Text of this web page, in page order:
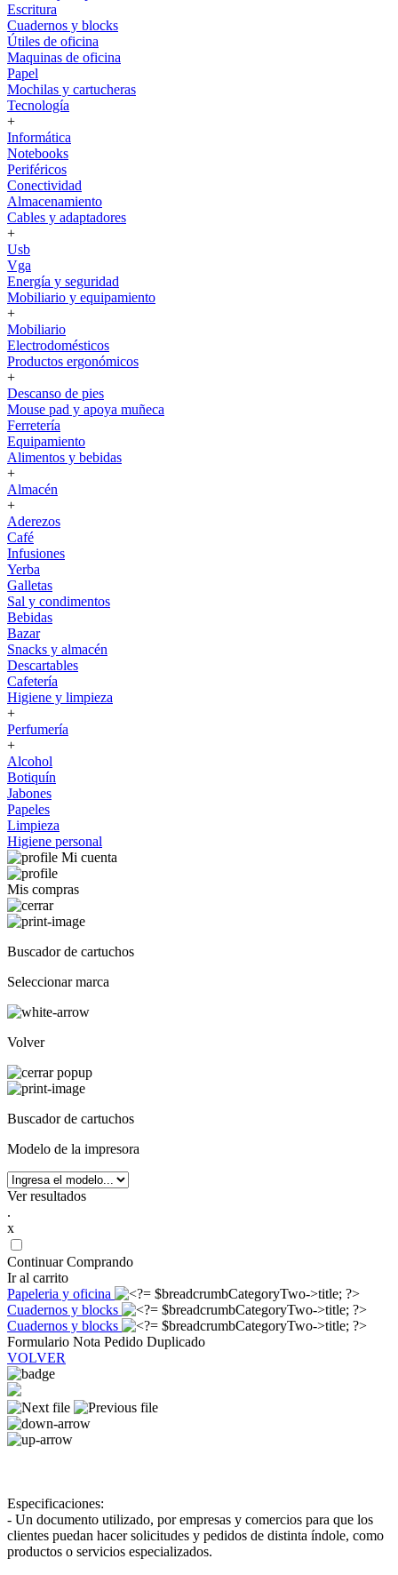
Escritura
Cuadernos y blocks
Útiles de oficina
Maquinas de oficina
Papel
Mochilas y cartucheras
Tecnología
+
Informática
Notebooks
Periféricos
Conectividad
Almacenamiento
Cables y adaptadores
+
Usb
Vga
Energía y seguridad
Mobiliario y equipamiento
+
Mobiliario
Electrodomésticos
Productos ergonómicos
+
Descanso de pies
Mouse pad y apoya muñeca
Ferretería
Equipamiento
Alimentos y bebidas
+
Almacén
+
Aderezos
Café
Infusiones
Yerba
Galletas
Sal y condimentos
Bebidas
Bazar
Snacks y almacén
Descartables
Cafetería
Higiene y limpieza
+
Perfumería
+
Alcohol
Botiquín
Jabones
Papeles
Limpieza
Higiene personal
Mi cuenta
Mis compras
Buscador de cartuchos
Seleccionar marca
Volver
Buscador de cartuchos
Modelo de la impresora
Ver resultados
.
x
Continuar Comprando
Ir al carrito
Papeleria y oficina
Cuadernos y blocks
Cuadernos y blocks
Formulario Nota Pedido Duplicado
VOLVER
Especificaciones:
- Un documento utilizado, por empresas y comercios para que los
clientes puedan hacer solicitudes y pedidos de distinta índole, como
productos o servicios especializados.